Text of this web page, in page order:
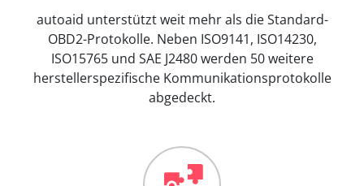
autoaid unterstützt weit mehr als die Standard-
OBD2-Protokolle. Neben ISO9141, ISO14230,
ISO15765 und SAE J2480 werden 50 weitere
herstellerspezifische Kommunikationsprotokolle
abgedeckt.